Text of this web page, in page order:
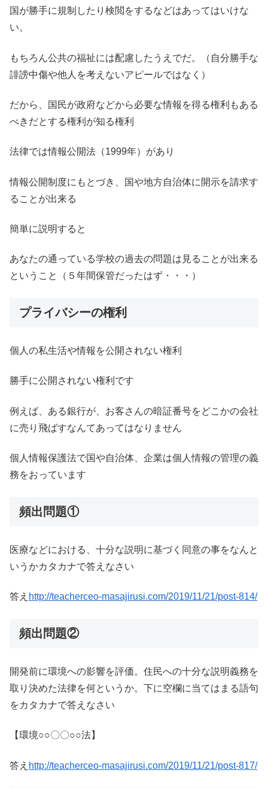
国が勝手に規制したり検閲をするなどはあってはいけな
い。
もちろん公共の福祉には配慮したうえでだ。（自分勝手な
誹謗中傷や他人を考えないアピールではなく）
だから、国民が政府などから必要な情報を得る権利もある
べきだとする権利が知る権利
法律では情報公開法（1999年）があり
情報公開制度にもとづき、国や地方自治体に開示を請求す
ることが出来る
簡単に説明すると
あなたの通っている学校の過去の問題は見ることが出来る
ということ（５年間保管だったはず・・・）
プライバシーの権利
個人の私生活や情報を公開されない権利
勝手に公開されない権利です
例えば、ある銀行が、お客さんの暗証番号をどこかの会社
に売り飛ばすなんてあってはなりません
個人情報保護法で国や自治体、企業は個人情報の管理の義
務をおっています
頻出問題①
医療などにおける、十分な説明に基づく同意の事をなんと
いうかカタカナで答えなさい
答え http://teacherceo-masajirusi.com/2019/11/21/post-814/
頻出問題②
開発前に環境への影響を評価。住民への十分な説明義務を
取り決めた法律を何というか。下に空欄に当てはまる語句
をカタカナで答えなさい
【環境○○〇〇○○法】
答え http://teacherceo-masajirusi.com/2019/11/21/post-817/